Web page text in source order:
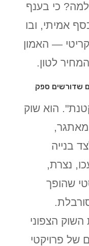
כי בענף
אמיתי, ובו
— האמון
לטון.
שדורשים ספק
הוא שוק
מאתגר,
בנייה
נצרת,
שהופך
הצפוני
של פרויקטי